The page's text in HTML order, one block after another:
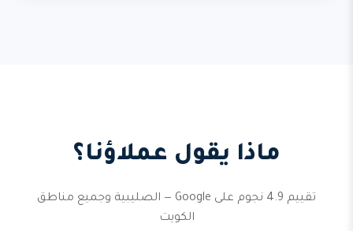
ماذا يقول عملاؤنا؟
تقييم 4.9 نجوم على Google — الصليبية وجميع مناطق
الكويت